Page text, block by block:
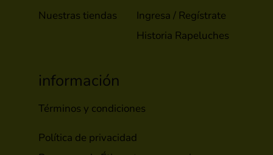
Nuestras tiendas
Ingresa / Regístrate
Historia Rapeluches
información
Términos y condiciones
Política de privacidad